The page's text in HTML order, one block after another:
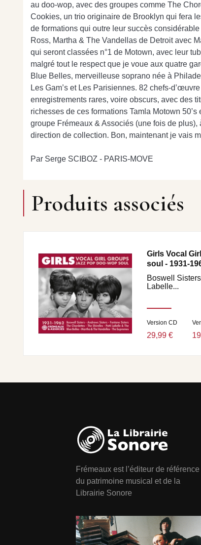
au doo-wop, avec des groupes comme The
Cookies, un trio originaire de Brooklyn qui fera
de formations qui outre leur succès
Ross, Martha & The Vandellas de Detroit avec
qui seront classées n°1 de Motown, avec leur
malgré tout le respect que je voue aux quatre
Blue Belles, merveilleuse soprano née à
Les Gam’s et Les Parisiennes. 82 chefs-
enregistrements rares, voire obscurs, avec des
richesses de ces formations Tamla Motown
groupe Frémeaux & Associés (une fois de
direction de collection. Bon, maintenant je vais
Par Serge SCIBOZ - PARIS-MOVE
Produits associés
Girls Vocal
soul - 1931-
Boswell
Labelle...
Version CD
29,99 €
Frémeaux est l’éditeur de référence
du patrimoine musical et de la
Librairie Sonore